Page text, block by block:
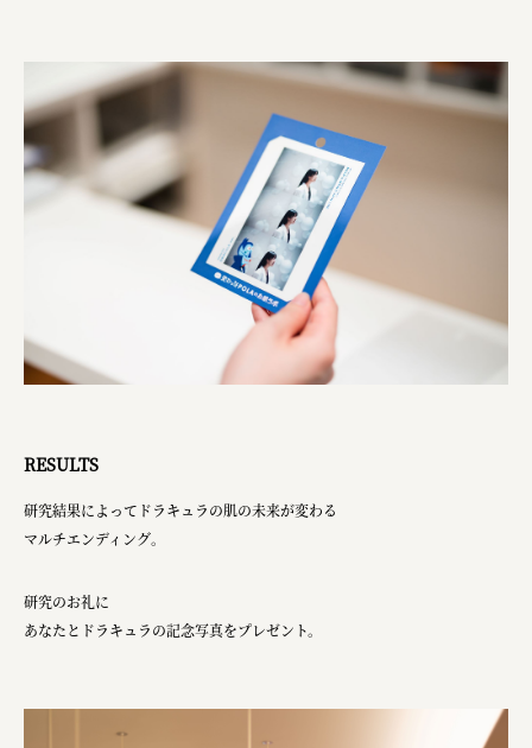
RESULTS
研究結果によってドラキュラの肌の未来が変わる
マルチエンディング。
研究のお礼に
あなたとドラキュラの記念写真をプレゼント。